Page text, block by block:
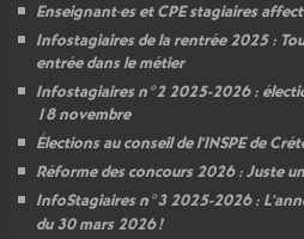
Enseignant·es etCPEstagiaires
Infostagiaires de la rentrée 2025 :
entrée dans le métier
Infostagiaires n°2 2025-2026 :
18 novembre
Élections au conseil de l’INSPEde
Réforme des concours 2026 : Juste
InfoStagiaires n°3 2025-2026 :
du 30 mars 2026!